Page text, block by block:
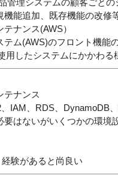
管理システムの顧客ごとの
機能追加、既存機能の改修
ナンス(AWS）
テム(AWS)のフロント機能
用したシステムにかかわ
テナンス
IAM、RDS、DynamoDB
はないがいくつかの環境
験があると尚良い